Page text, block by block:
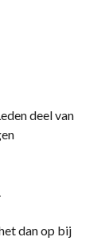
deel van
dan op bij